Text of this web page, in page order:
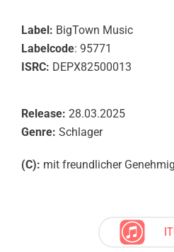
Label: BigTown Music
Labelcode: 95771
ISRC: DEPX82500013
Release: 28.03.2025
Genre: Schlager
(C): mit freundlicher